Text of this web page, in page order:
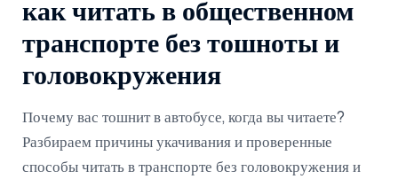
как читать в общественном
транспорте без тошноты и
головокружения
Почему вас тошнит в автобусе, когда вы читаете?
Разбираем причины укачивания и проверенные
способы читать в транспорте без головокружения и